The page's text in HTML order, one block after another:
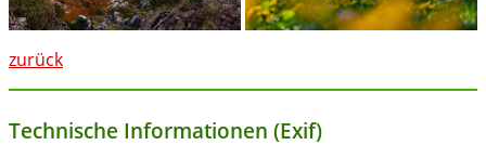
zurück
Technische Informationen (Exif)